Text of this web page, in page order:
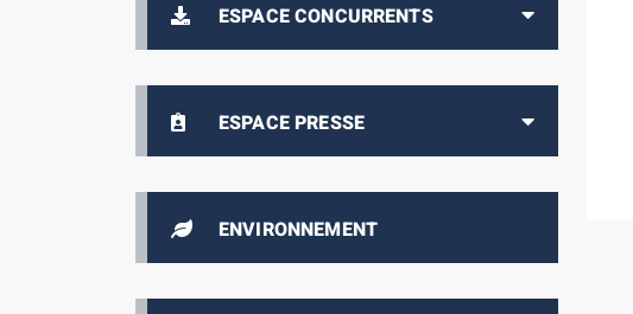
ESPACE CONCURRENTS
ESPACE PRESSE
ENVIRONNEMENT